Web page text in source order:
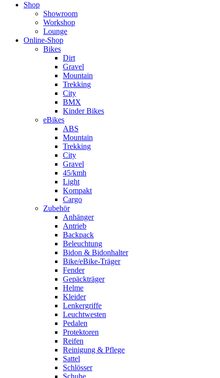
Shop
Showroom
Workshop
Lounge
Online-Shop
Bikes
Dirt
Gravel
Mountain
Trekking
City
BMX
Kinder Bikes
eBikes
ABS
Mountain
Trekking
City
Gravel
45/kmh
Light
Kompakt
Cargo
Zubehör
Anhänger
Antrieb
Backpack
Beleuchtung
Bidon & Bidonhalter
Bike/eBike-Träger
Fender
Gepäckträger
Helme
Kleider
Lenkergriffe
Leuchtwesten
Pedalen
Protektoren
Reifen
Reinigung & Pflege
Sattel
Schlösser